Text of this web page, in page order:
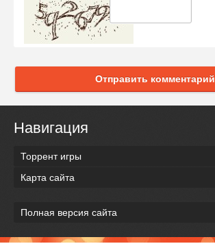
Отправить комментарий
Навигация
Торрент игры
Карта сайта
Полная версия сайта